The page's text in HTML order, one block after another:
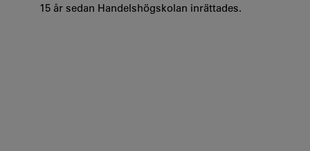
15 år sedan Handelshögskolan inrättades.